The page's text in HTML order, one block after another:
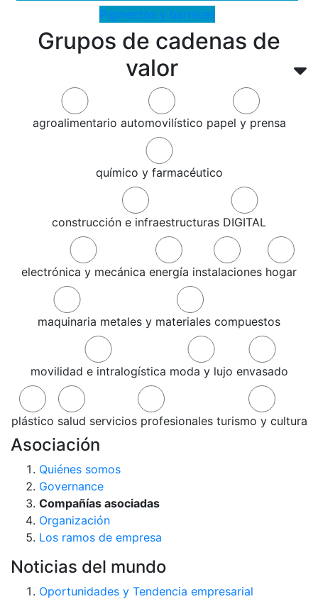
Grupos de cadenas de
valor
agroalimentario automovilístico papel y prensa
químico y farmacéutico
construcción e infraestructuras DIGITAL
electrónica y mecánica energía instalaciones hogar
maquinaria metales y materiales compuestos
movilidad e intralogística moda y lujo envasado
plástico salud servicios profesionales turismo y cultura
Pigmentos y barnices
Asociación
Quiénes somos
Governance
Compañías asociadas
Organización
Los ramos de empresa
Noticias del mundo
Oportunidades y Tendencia empresarial